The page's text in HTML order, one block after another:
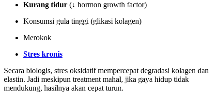
Kurang tidur (↓ hormon growth factor)
Konsumsi gula tinggi (glikasi kolagen)
Merokok
Stres kronis
Secara biologis, stres oksidatif mempercepat degradasi kolagen dan
elastin. Jadi meskipun treatment mahal, jika gaya hidup tidak
mendukung, hasilnya akan cepat turun.